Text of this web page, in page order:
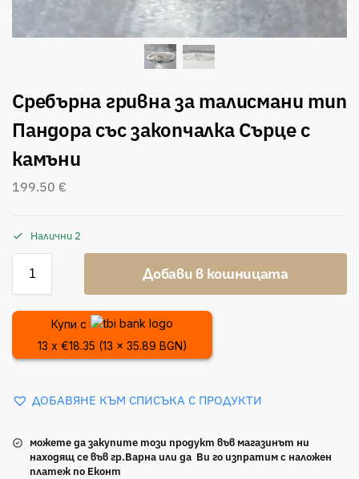
Сребърна гривна за талисмани тип
Пандора със закопчалка Сърце с
камъни
199.50 €
Налични 2
Добави в кошницата
Купи с
13 x €18.35 (13 x 35.89 BGN)
ДОБАВЯНЕ КЪМ СПИСЪКА С ПРОДУКТИ
можете да закупите този продукт във магазинът ни
находящ се във гр.Варна или да Ви го изпратим с наложен
платеж по Еконт